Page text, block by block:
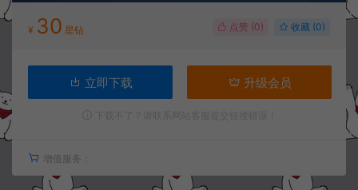
¥ 30 星钻 点赞 (0) 收藏 (0)
立即下载 升级会员
增值服务：